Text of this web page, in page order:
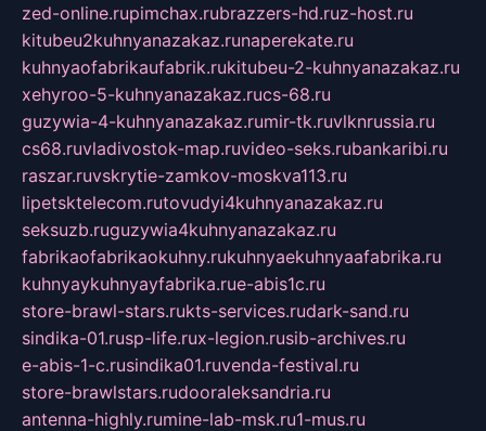
zed-online.rupimchax.rubrazzers-hd.ruz-host.ru
kitubeu2kuhnyanazakaz.runaperekate.ru
kuhnyaofabrikaufabrik.rukitubeu-2-kuhnyanazakaz.ru
xehyroo-5-kuhnyanazakaz.rucs-68.ru
guzywia-4-kuhnyanazakaz.rumir-tk.ruvlknrussia.ru
cs68.ruvladivostok-map.ruvideo-seks.rubankaribi.ru
raszar.ruvskrytie-zamkov-moskva113.ru
lipetsktelecom.rutovudyi4kuhnyanazakaz.ru
seksuzb.ruguzywia4kuhnyanazakaz.ru
fabrikaofabrikaokuhny.rukuhnyaekuhnyaafabrika.ru
kuhnyaykuhnyayfabrika.rue-abis1c.ru
store-brawl-stars.rukts-services.rudark-sand.ru
sindika-01.rusp-life.rux-legion.rusib-archives.ru
e-abis-1-c.rusindika01.ruvenda-festival.ru
store-brawlstars.rudooraleksandria.ru
antenna-highly.rumine-lab-msk.ru1-mus.ru